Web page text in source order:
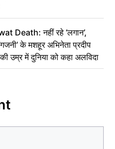
Death: नहीं रहे ‘लगान’,
के मशहूर अभिनेता प्रदीप
उम्र में दुनिया को कहा अलविदा